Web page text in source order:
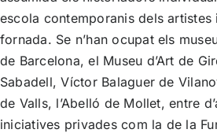
escola contemporanis dels artistes
fornada. Se n’han ocupat els
de Barcelona, el Museu d’Art de
Sabadell, Víctor Balaguer de
de Valls, l’Abelló de Mollet, entre
iniciatives privades com la de la